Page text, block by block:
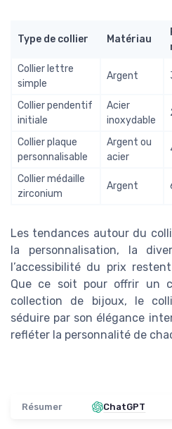
Type de collier Matériau
Collier lettre
simple
Argent
Collier pendentif
initiale
Acier
inoxydable
Collier plaque
personnalisable
Argent ou
acier
Collier médaille
zirconium
Argent
Les tendances autour du
la personnalisation, la
l’accessibilité du prix
Que ce soit pour offrir un
collection de bijoux, le
séduire par son élégance
refléter la personnalité de
Résumer ChatGPT